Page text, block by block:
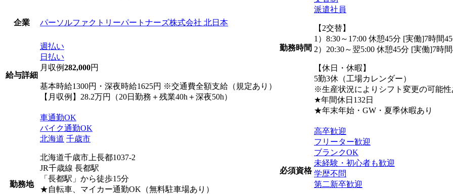
企業 パーソルファクトリーパートナーズ株式会社 北日本
給与詳細
週払い
日払い
月収例282,000円
基本時給1300円・深夜時給1625円 ※交通費全額支給（規定あり）
【月収例】28.2万円（20日勤務＋残業40h＋深夜50h）
勤務地
車通勤OK
バイク通勤OK
北海道 千歳市
北海道千歳市上長都1037-2
JR千歳線 長都駅
「長都駅」から徒歩15分
★自転車、マイカー通勤OK（無料駐車場あり）
勤務時間
派遣社員
【2交替】
1）8:30～17:00 休憩45分 [実働]7時間
2）20:30～翌5:00 休憩45分 [実働]7時
【休日・休暇】
5勤3休（工場カレンダー）
※生産状況によりシフト変更の可能性
★年間休日132日
★年末年始・GW・夏季休暇あり
必須資格
高卒歓迎
フリーター歓迎
ブランクOK
未経験・初心者も歓迎
学歴不問
第二新卒歓迎